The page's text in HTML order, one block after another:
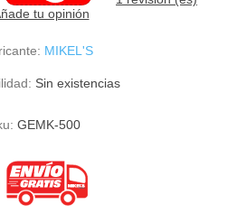
tu opinión
MIKEL'S
Sin existencias
GEMK-500